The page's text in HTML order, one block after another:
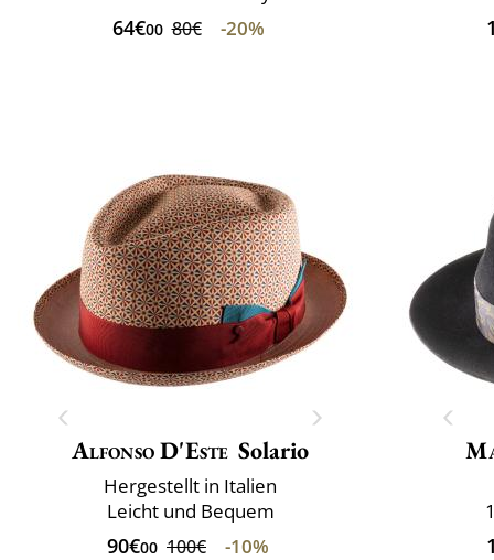
64€00 80€ -20%
Alfonso D'Este Solario
Hergestellt in Italien
Leicht und Bequem
90€00 100€ -10%